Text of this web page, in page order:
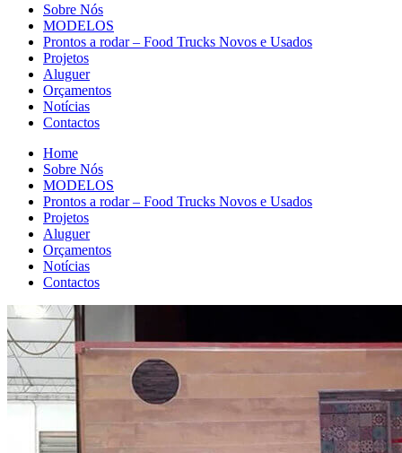
Sobre Nós
MODELOS
Prontos a rodar – Food Trucks Novos e Usados
Projetos
Aluguer
Orçamentos
Notícias
Contactos
Home
Sobre Nós
MODELOS
Prontos a rodar – Food Trucks Novos e Usados
Projetos
Aluguer
Orçamentos
Notícias
Contactos